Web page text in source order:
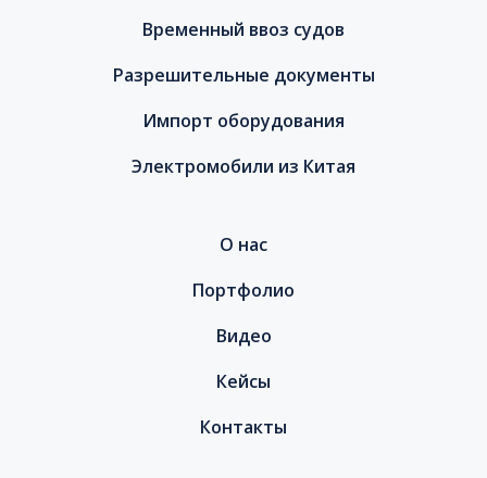
Временный ввоз судов
Разрешительные документы
Импорт оборудования
Электромобили из Китая
О нас
Портфолио
Видео
Кейсы
Контакты